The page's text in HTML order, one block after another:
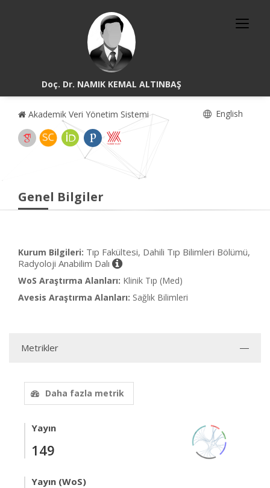
Doç. Dr. NAMIK KEMAL ALTINBAŞ
Akademik Veri Yönetim Sistemi English
Genel Bilgiler
Kurum Bilgileri: Tıp Fakültesi, Dahili Tıp Bilimleri Bölümü,
Radyoloji Anabilim Dalı
WoS Araştırma Alanları: Klinik Tıp (Med)
Avesis Araştırma Alanları: Sağlık Bilimleri
Metrikler
Daha fazla metrik
Yayın
149
Yayın (WoS)